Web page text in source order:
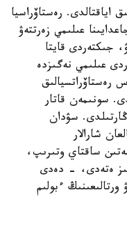
رەستاۆراسيا
عىلىمي زەرتتەۋ
جىكتەردى قايتا
عىلىمي نەگىزدە
رەستاۆراتسيالىق
سونىمەن قاتار
سۋدان
شارالار
ساقتاي وتىرىپ،
ەتەدى، - دەدى
ءبولىم